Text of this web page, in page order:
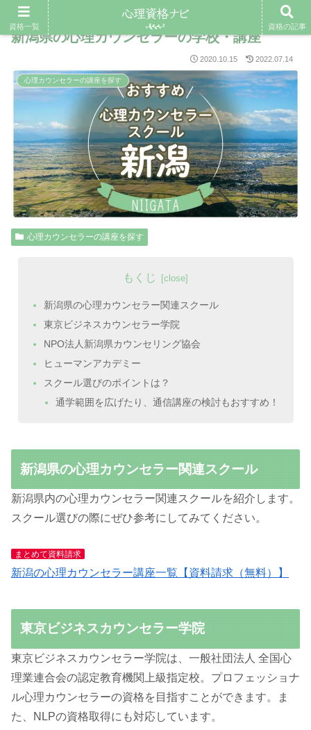
新潟県の心理カウンセラーの学校・講座
2020.10.15 2022.07.14
心理カウンセラーの講座を探す
心理カウンセラーの講座を探す
もくじ
新潟県の心理カウンセラー関連スクール
東京ビジネスカウンセラー学院
NPO法人新潟県カウンセリング協会
ヒューマンアカデミー
スクール選びのポイントは？
通学範囲を広げたり、通信講座の検討もおすすめ！
新潟県の心理カウンセラー関連スクール
新潟県内の心理カウンセラー関連スクールを紹介します。
スクール選びの際にぜひ参考にしてみてください。
まとめて資料請求
新潟の心理カウンセラー講座一覧【資料請求（無料）】
東京ビジネスカウンセラー学院
東京ビジネスカウンセラー学院は、一般社団法人 全国心
理業連合会の認定教育機関上級指定校。プロフェッショナ
ル心理カウンセラーの資格を目指すことができます。ま
た、NLPの資格取得にも対応しています。
資格一覧 資格の記事